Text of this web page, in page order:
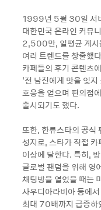
1999년 5월 30일 서
대한민국 온라인 커뮤
2,500만, 일평균 게시
여러 트렌드를 창출했
카페들의 후기 콘텐츠
‘전 남친에게 맛을 잊
호응을 얻으며 편의점
출시되기도 했다.
또한, 한류스타의 공식
성지로, 스타가 직접
이상에 달한다. 특히,
글로벌 팬덤을 위해 영
채팅방을 열었을 때는
사우디아라비아 등에
최대 70배까지 급증하